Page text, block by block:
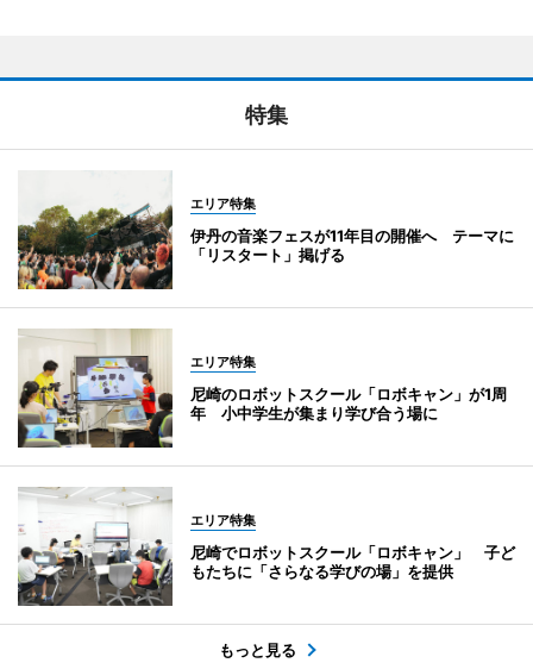
特集
エリア特集
伊丹の音楽フェスが11年目の開催へ テーマに
「リスタート」掲げる
エリア特集
尼崎のロボットスクール「ロボキャン」が1周
年 小中学生が集まり学び合う場に
エリア特集
尼崎でロボットスクール「ロボキャン」 子ど
もたちに「さらなる学びの場」を提供
もっと見る